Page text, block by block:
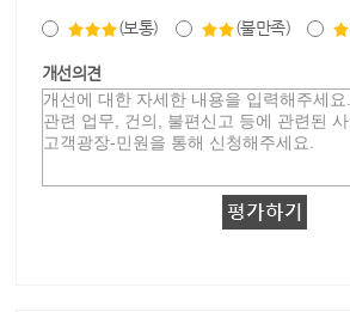
(보통) (불만족)
개선의견